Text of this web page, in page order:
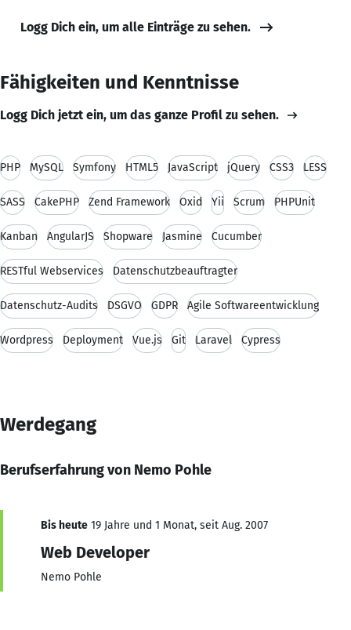
Logg Dich ein, um alle Einträge zu sehen.
Fähigkeiten und Kenntnisse
Logg Dich jetzt ein, um das ganze Profil zu sehen.
PHP MySQL Symfony HTML5 JavaScript jQuery CSS3 LESS
SASS CakePHP Zend Framework Oxid Yii Scrum PHPUnit
Kanban AngularJS Shopware Jasmine Cucumber
RESTful Webservices Datenschutzbeauftragter
Datenschutz-Audits DSGVO GDPR Agile Softwareentwicklung
Wordpress Deployment Vue.js Git Laravel Cypress
Werdegang
Berufserfahrung von Nemo Pohle
Bis heute 19 Jahre und 1 Monat, seit Aug. 2007
Web Developer
Nemo Pohle